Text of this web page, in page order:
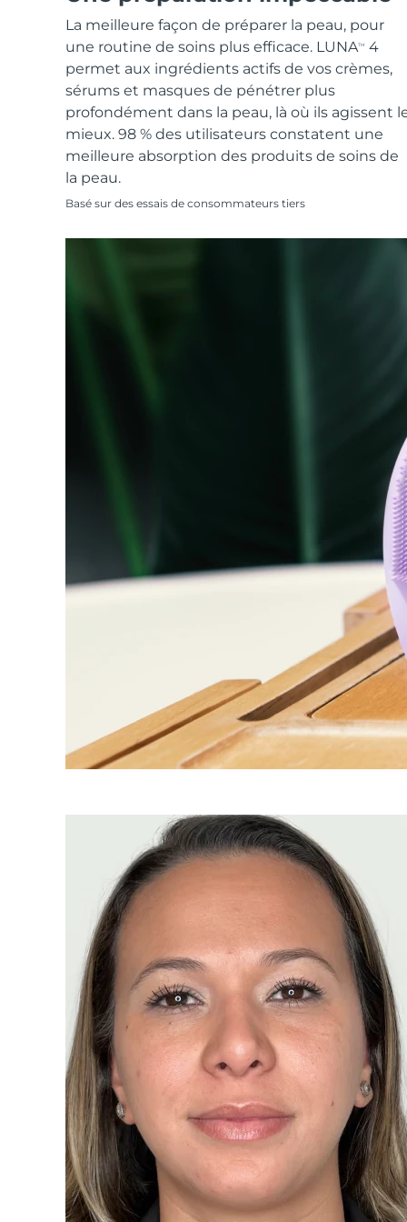
La meilleure façon de préparer la peau, pour
une routine de soins plus efficace. LUNATM
4
permet aux ingrédients actifs de vos crèmes,
sérums et masques de pénétrer plus
profondément dans la peau, là où ils agissent
mieux. 98 % des utilisateurs constatent une
meilleure absorption des produits de soins de
la peau.
Basé sur des essais de consommateurs tiers
All acne treatment devices
All revitalizing eye massagers
Soins de la peau KIWI™
Advanced pore care essentials
For healthy hair
issa™ Teeth Whitening Gel
18% PAP
Cosmétiques Hommes
Acheter tout